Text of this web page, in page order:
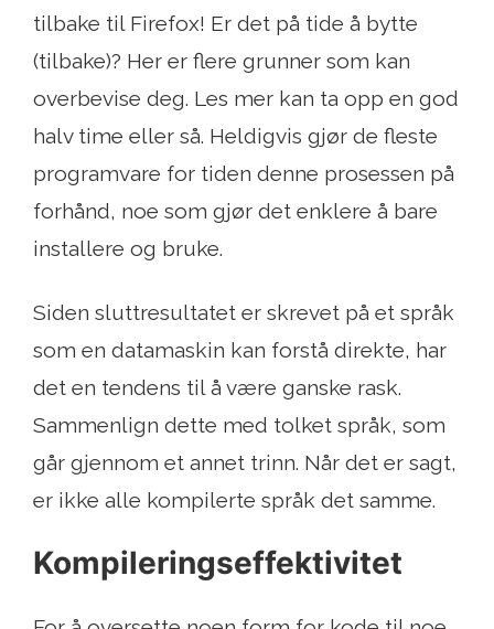
tilbake til Firefox! Er det på tide å bytte
(tilbake)? Her er flere grunner som kan
overbevise deg. Les mer kan ta opp en god
halv time eller så. Heldigvis gjør de fleste
programvare for tiden denne prosessen på
forhånd, noe som gjør det enklere å bare
installere og bruke.
Siden sluttresultatet er skrevet på et språk
som en datamaskin kan forstå direkte, har
det en tendens til å være ganske rask.
Sammenlign dette med tolket språk, som
går gjennom et annet trinn. Når det er sagt,
er ikke alle kompilerte språk det samme.
Kompileringseffektivitet